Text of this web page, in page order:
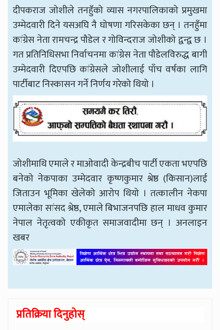
दीपकराज जोशीले तनहुँको व्यास नगरपालिकाको प्रमुखमा
उम्मेदवारी दिने यसअघि नै घोषणा गरिसकेका छन् । तनहुँमा
कांग्रेस नेता रामचन्द्र पौडेल र गोविन्दराज जोशीको द्वन्द्व छ ।
गत प्रतिनिधिसभा निर्वाचनमा कांग्रेस नेता पौडेलविरुद्ध बागी
उम्मेदवारी दिएपछि कांग्रेसले जोशीलाई पाँच वर्षका लागि
पार्टीबाट निस्कासन गर्ने निर्णय गरेको थियो ।
जोशीमाथि एमाले र माओवादी केन्द्रबीच पार्टी एकता भएपछि
बनेको नेकपाका उम्मेदवार कृष्णकुमार श्रेष्ठ (किसान)लाई
जिताउन भूमिका खेलेको आरोप थियो । तत्कालीन नेकपा
एमालेका सांसद श्रेष्ठ, एमाले बिभाजनपछि हाल माधव कुमार
नेपाल नेतृत्वको एकीकृत समाजवादीमा छन् । अनलाइन
खबर
प्रतिक्रिया दिनुहोस्